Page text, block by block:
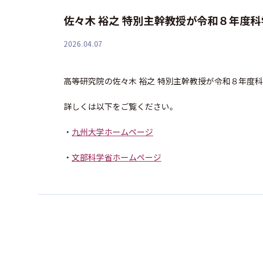
佐々木 裕之 特別主幹教授が令和８年度
2026.04.07
高等研究院の佐々木 裕之 特別主幹教授が令和８年度
詳しくは以下をご覧ください。
・ 九州大学ホームページ
・ 文部科学省ホームページ